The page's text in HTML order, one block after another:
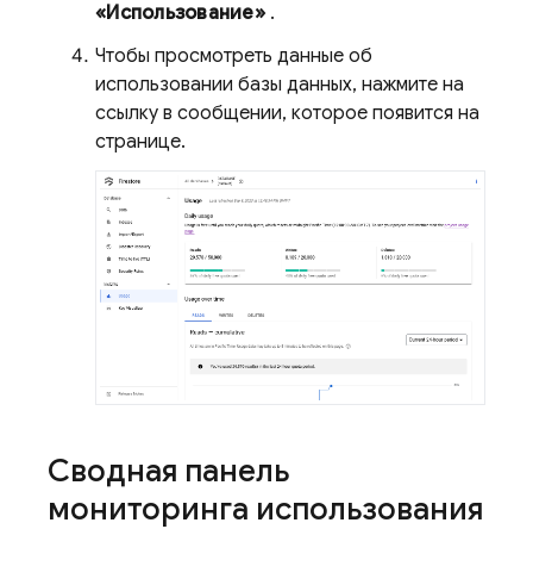
«Использование».
Чтобы просмотреть данные об
использовании базы данных, нажмите на
ссылку в сообщении, которое появится на
странице.
Сводная панель
мониторинга использования